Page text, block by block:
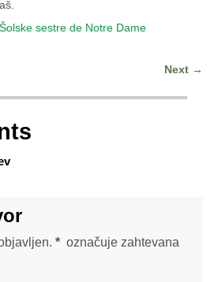
sestre de Notre Dame
Next →
* označuje zahtevana